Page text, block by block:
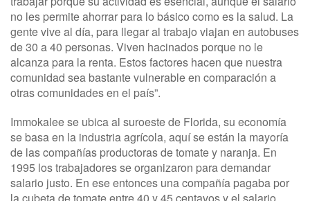
no les permite ahorrar para lo básico como es la salud. La
gente vive al día, para llegar al trabajo viajan en autobuses
de 30 a 40 personas. Viven hacinados porque no le
alcanza para la renta. Estos factores hacen que nuestra
comunidad sea bastante vulnerable en comparación a
otras comunidades en el país”.
Immokalee se ubica al suroeste de Florida, su economía
se basa en la industria agrícola, aquí se están la mayoría
de las compañías productoras de tomate y naranja. En
1995 los trabajadores se organizaron para demandar
salario justo. En ese entonces una compañía pagaba por